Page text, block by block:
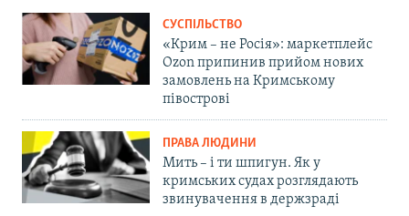
СУСПІЛЬСТВО
«Крим – не Росія»: маркетплейс
Ozon припинив прийом нових
замовлень на Кримському
півострові
ПРАВА ЛЮДИНИ
Мить – і ти шпигун. Як у
кримських судах розглядають
звинувачення в держзраді